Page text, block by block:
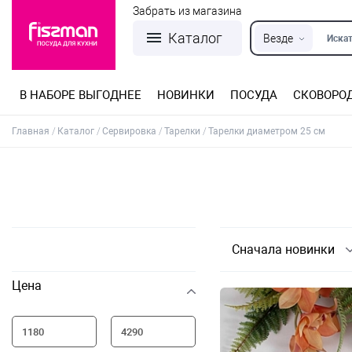
Каталог Везде
Забрать из магазина
В НАБОРЕ ВЫГОДНЕЕ НОВИНКИ ПОСУДА
Главная Каталог Сервировка Тарелки Тарелки диаметром 25 см
Цена
Сначала новинки